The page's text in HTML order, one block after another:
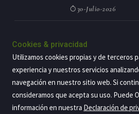
30-Julio-2026
negocio agro con
de especialización
países
29-Julio-2026
Cookies & privacidad
Utilizamos cookies propias y de terceros
experiencia y nuestros servicios
navegación en nuestro sitio web. Si
consideramos que acepta su uso. Puede
información en nuestra Declaración de